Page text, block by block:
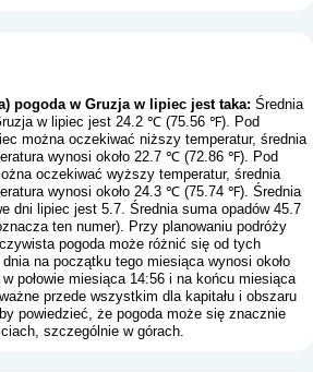
pogoda w Gruzja w lipiec jest taka: Średnia
w lipiec jest 24.2 ℃ (75.56 ℉). Pod
można oczekiwać niższy temperatur, średnia
wynosi około 22.7 ℃ (72.86 ℉). Pod
oczekiwać wyższy temperatur, średnia
wynosi około 24.3 ℃ (75.74 ℉). Średnia
dni lipiec jest 5.7. Średnia suma opadów 45.7
ten numer). Przy planowaniu podróży
pogoda może różnić się od tych
na początku tego miesiąca wynosi około
połowie miesiąca 14:56 i na końcu miesiąca
przede wszystkim dla kapitału i obszaru
powiedzieć, że pogoda może się znacznie
szczególnie w górach.